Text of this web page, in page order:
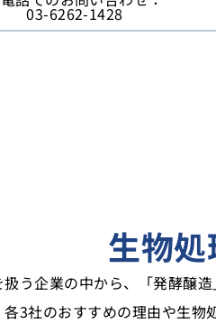
03-6262-1428
生物
う企業の中から、「発酵醸
各3社のおすすめの理由や生物